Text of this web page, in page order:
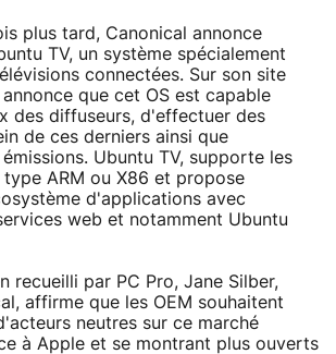
plus tard, Canonical annonce
TV, un système spécialement
connectées. Sur son site
que cet OS est capable
des diffuseurs, d'effectuer des
de ces derniers ainsi que
Ubuntu TV, supporte les
ARM ou X86 et propose
d'applications avec
web et notamment Ubuntu
recueilli par PC Pro, Jane Silber,
affirme que les OEM souhaitent
neutres sur ce marché
à Apple et se montrant plus ouverts